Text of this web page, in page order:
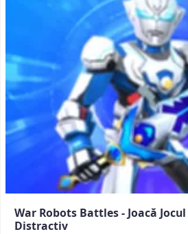
War Robots Battles - Joacă
Distractiv